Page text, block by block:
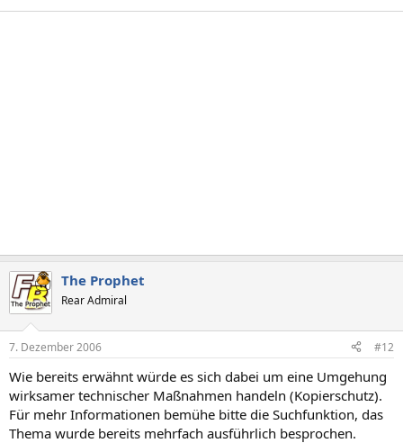
The Prophet
Rear Admiral
7. Dezember 2006 #12
Wie bereits erwähnt würde es sich dabei um eine Umgehung
wirksamer technischer Maßnahmen handeln (Kopierschutz).
Für mehr Informationen bemühe bitte die Suchfunktion, das
Thema wurde bereits mehrfach ausführlich besprochen.